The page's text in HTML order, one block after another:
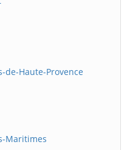
de-Haute-Provence
Maritimes